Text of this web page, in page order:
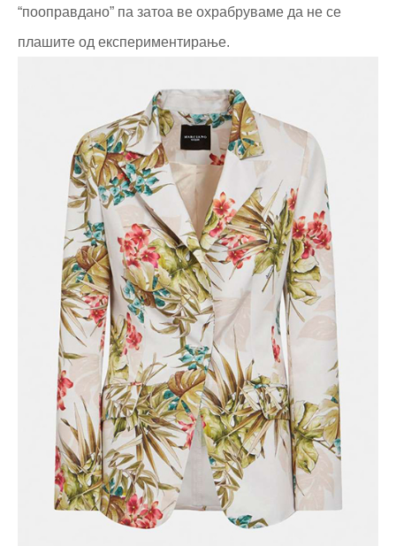
“пооправдано” па затоа ве охрабруваме да не се
плашите од експериментирање.